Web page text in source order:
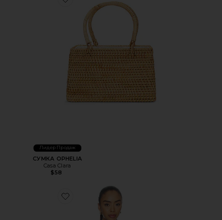
Favorite СУМКА OPHELIA
Лидер Продаж
СУМКА OPHELIA
Casa Clara
$58
Favorite ТОП ХОЛТЕР ATHENA